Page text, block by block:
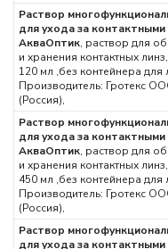
Раствор
для ухода за контактными
АкваОптик, раствор для
и хранения контактных
120 мл ,без контейнера для
Производитель: Гротекс
(Россия),
Раствор
для ухода за контактными
АкваОптик, раствор для
и хранения контактных
450 мл ,без контейнера для
Производитель: Гротекс
(Россия),
Раствор
для ухода за контактными